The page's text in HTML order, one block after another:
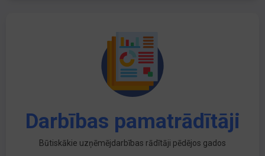
Darbības pamatrādītāji
Būtiskākie uzņēmējdarbības rādītāji pēdējos gados